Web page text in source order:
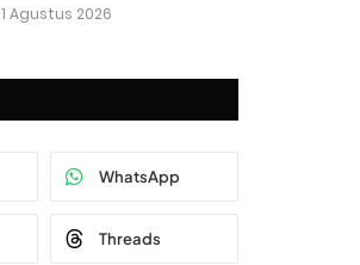
1 Agustus 2026
WhatsApp
Threads